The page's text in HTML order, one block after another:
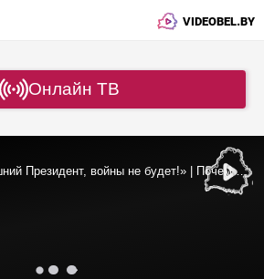
VIDEOBEL.BY
Онлайн ТВ
«Пока у власти сегодняшний Президент, войны не будет!» | Почему переговоры по украинскому вопросу буксуют? | Зачем США белорусский калий?